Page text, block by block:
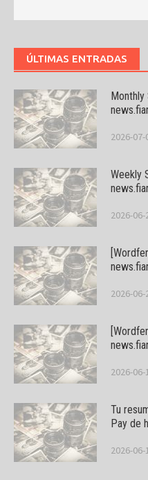
ÚLTIMAS ENTRADAS
2026-07-
Weekly
2026-06-
2026-06-
2026-06-
Tu
Pay de
2026-06-